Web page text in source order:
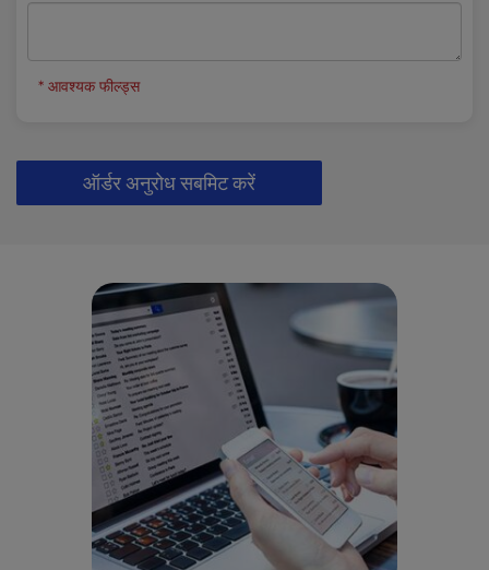
* आवश्यक फील्ड्स
ऑर्डर अनुरोध सबमिट करें